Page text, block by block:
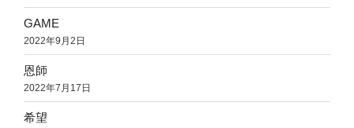
GAME
2022年9月2日
恩師
2022年7月17日
希望